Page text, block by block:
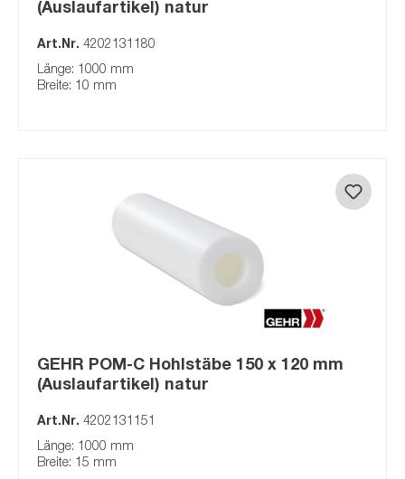
(Auslaufartikel) natur
Art.Nr. 4202131180
Länge: 1000 mm
Breite: 10 mm
GEHR POM-C Hohlstäbe 150 x 120 mm
(Auslaufartikel) natur
Art.Nr. 4202131151
Länge: 1000 mm
Breite: 15 mm